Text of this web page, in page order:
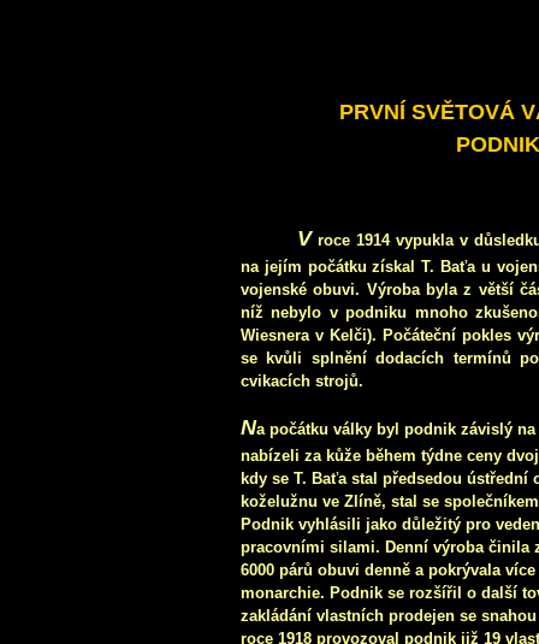
PRVNÍ SVĚTOVÁ
V roce 1914 vypukla v
na jejím počátku získal T. Baťa u
vojenské obuvi. Výroba byla z větší
níž nebylo v podniku mnoho
Wiesnera v Kelči). Počáteční pokles
se kvůli splnění dodacích termínů
cvikacích strojů.
Na počátku války byl podnik závislý
nabízeli za kůže během týdne ceny
kdy se T. Baťa stal předsedou
koželužnu ve Zlíně, stal se
Podnik vyhlásili jako důležitý pro
pracovními silami. Denní výroba činila
6000 párů obuvi denně a pokrývala
monarchie. Podnik se rozšířil o další
zakládání vlastních prodejen se
roce 1918 provozoval podnik již 19